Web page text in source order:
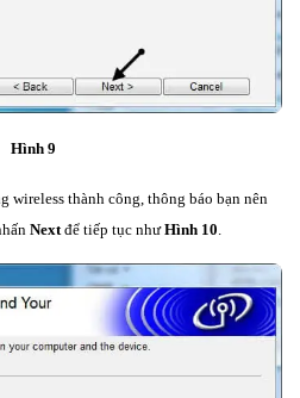
Hình 9
wireless thành công, thông báo bạn nên
Nextđể tiếp tục nhưHình 10.